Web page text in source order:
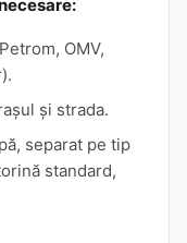
OMV,
și strada.
separat pe tip
standard,